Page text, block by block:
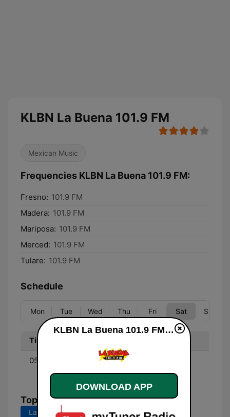
KLBN La Buena 101.9 FM
Mexican Music
Frequencies KLBN La Buena 101.9 FM:
Fresno: 101.9 FM
Madera: 101.9 FM
Mariposa: 101.9 FM
Merced: 101.9 FM
Tulare: 101.9 FM
Schedule
Mon Tue Wed Thu Fri Sat Sun
Time
05:00 - 10:00
Don Cheto Al Aire - Don
Cheto
Top Songs
Last 7 days Last 30 days
KLBN La Buena 101.9 FM online
DOWNLOAD APP